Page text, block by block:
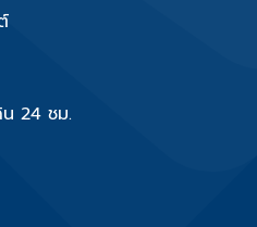
24 ชม.